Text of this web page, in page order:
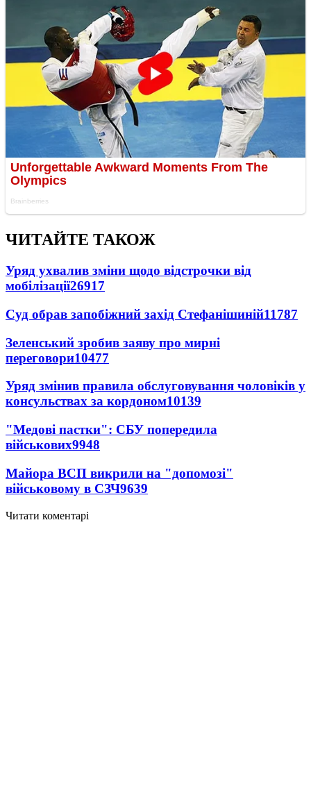
ЧИТАЙТЕ ТАКОЖ
Уряд ухвалив зміни щодо відстрочки від
мобілізації26917
Суд обрав запобіжний захід Стефанішиній11787
Зеленський зробив заяву про мирні
переговори10477
Уряд змінив правила обслуговування чоловіків у
консульствах за кордоном10139
"Медові пастки": СБУ попередила
військових9948
Майора ВСП викрили на "допомозі"
військовому в СЗЧ9639
Читати коментарі